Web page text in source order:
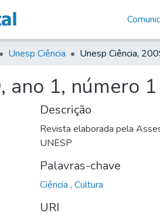
Unesp Ciência
ano 1, número 1
Descrição
Revista elaborada pela
UNESP
Palavras-chave
Ciência , Cultura
URI